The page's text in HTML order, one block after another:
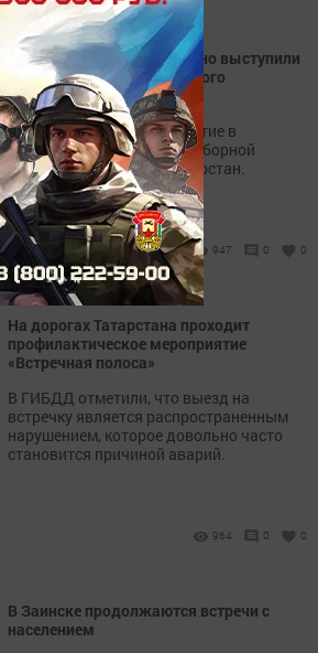
Заинские лыжники успешно выступили
на Первенстве Приволжского
федерального округа
Спортсмены приняли участие в
соревнованиях в составе сборной
команды Республики Татарстан.
947 0 0
На дорогах Татарстана проходит
профилактическое мероприятие
«Встречная полоса»
В ГИБДД отметили, что выезд на
встречку является распространенным
нарушением, которое довольно часто
становится причиной аварий.
964 0 0
В Заинске продолжаются встречи с
населением